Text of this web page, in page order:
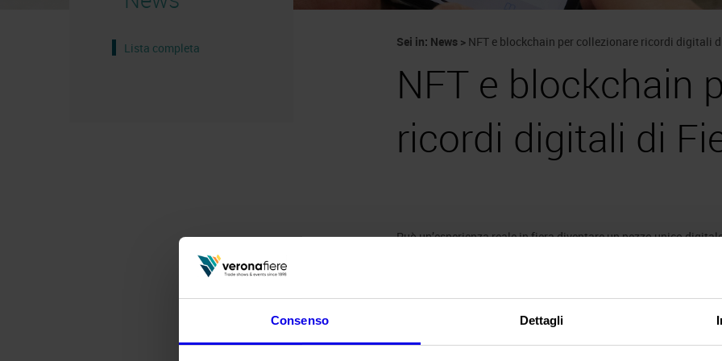
Consenso Dettagli
Lista completa Sei in: News > NFT e blockchain per collezionare ricordi digitali
NFT e blockchain
ricordi digitali di
Può un’esperienza reale in fiera diventare un pezzo unico
, la più antica manifestazione del
fungible token, gettoni crittografici con cui gli appassionati
Longines FEI Jumping World Cup
Quali?